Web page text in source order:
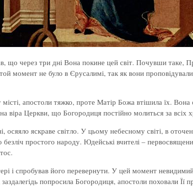
що через три дні Вона покине цей світ. Почувши таке,
момент не було в Єрусалимі, так як вони
апостоли тяжко, проте Матір Божа втішила їх. Вона
віра Церкви, що Богородиця постійно молиться за
яскраве світло. У цьому небесному світі, в
простого народу. Юдейські вчителі –
і спробував його перевернути. У цей момент
попросила Богородиця, апостоли поховали Її